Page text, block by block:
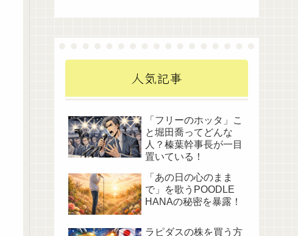
人気記事
「フリーのホッタ」こ
と堀田喬ってどんな
人？榛葉幹事長が一目
置いている！
「あの日の心のまま
で」を歌うPOODLE
HANAの秘密を暴露！
ラピダスの株を買う方